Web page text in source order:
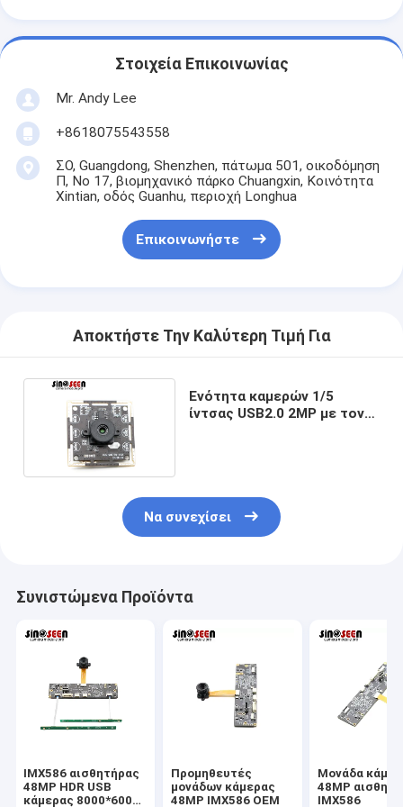
Στοιχεία Επικοινωνίας
Mr. Andy Lee
+8618075543558
ΣΟ, Guangdong, Shenzhen, πάτωμα 501, οικοδόμηση
Π, Νο 17, βιομηχανικό πάρκο Chuangxin, Κοινότητα
Xintian, οδός Guanhu, περιοχή Longhua
Επικοινωνήστε
Αποκτήστε Την Καλύτερη Τιμή Για
Ενότητα καμερών 1/5
ίντσας USB2.0 2MP με τον
Να συνεχίσει
Συνιστώμενα Προϊόντα
IMX586 αισθητήρας
48MP HDR USB
κάμερας 8000*6000
Προμηθευτές
μονάδων κάμερας
48MP IMX586 OEM
Μονάδα
48MP
IMX586